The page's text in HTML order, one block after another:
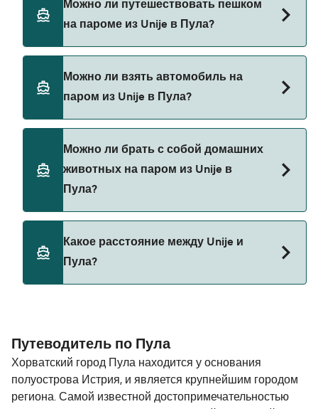
поиск сделок и посетите нашу страницу
предложений, чтобы увидеть последние акции
на паромы.
Можно ли путешествовать пешком
на пароме из Unije в Пула?
пароме из Unije в Пула с
Можно ли взять автомобиль на
паром из Unije в Пула?
Можно ли брать с собой домашних
животных на паром из Unije в
Пула?
брать на паромы между Unije и Пула.
Какое расстояние между Unije и
Пула?
Путеводитель по Пула
Хорватский город Пула находится у основания
полуострова Истрия, и является крупнейшим городом
региона. Самой известной достопримечательностью